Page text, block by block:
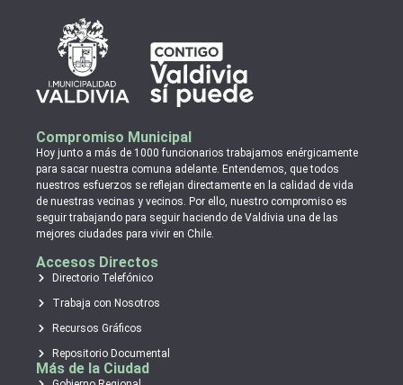
Compromiso Municipal
Hoy junto a más de 1000 funcionarios trabajamos enérgicamente
para sacar nuestra comuna adelante. Entendemos, que todos
nuestros esfuerzos se reflejan directamente en la calidad de vida
de nuestras vecinas y vecinos. Por ello, nuestro compromiso es
seguir trabajando para seguir haciendo de Valdivia una de las
mejores ciudades para vivir en Chile.
Accesos Directos
Directorio Telefónico
Trabaja con Nosotros
Recursos Gráficos
Repositorio Documental
Más de la Ciudad